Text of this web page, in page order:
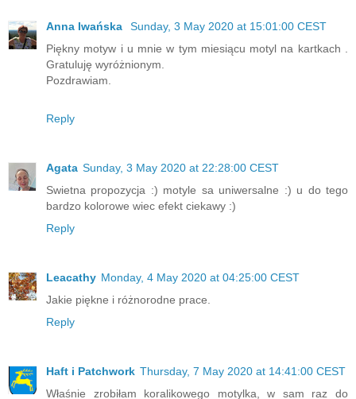
Anna Iwańska
Sunday, 3 May 2020 at 15:01:00 CEST
Piękny motyw i u mnie w tym miesiącu motyl na kartkach .
Gratuluję wyróżnionym.
Pozdrawiam.
Reply
Agata Sunday, 3 May 2020 at 22:28:00 CEST
Swietna propozycja :) motyle sa uniwersalne :) u do tego
bardzo kolorowe wiec efekt ciekawy :)
Reply
Leacathy Monday, 4 May 2020 at 04:25:00 CEST
Jakie piękne i różnorodne prace.
Reply
Haft i Patchwork Thursday, 7 May 2020 at 14:41:00 CEST
Właśnie zrobiłam koralikowego motylka, w sam raz do